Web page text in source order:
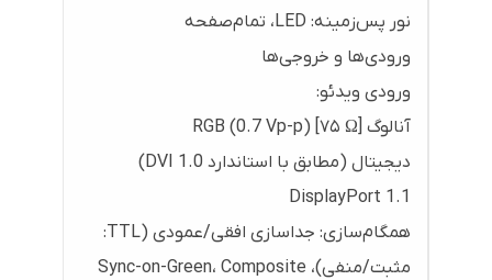
نور پس‌زمینه: LED، تمام‌صفحه
ورودی‌ها و خروجی‌ها
ورودی ویدئو:
آنالوگ RGB (0.7 Vp-p) [۷۵ Ω]
دیجیتال (مطابق با استاندارد DVI 1.0)
DisplayPort 1.1
همگام‌سازی: جداسازی افقی/عمودی (TTL:
مثبت/منفی)، Sync-on-Green، Composite